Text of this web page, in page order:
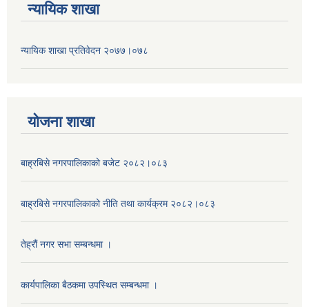
न्यायिक शाखा
न्यायिक शाखा प्रतिवेदन २०७७।०७८
याेजना शाखा
बाह्रबिसे नगरपालिकाको बजेट २०८२।०८३
बाह्रबिसे नगरपालिकाको नीति तथा कार्यक्रम २०८२।०८३
तेह्रौं नगर सभा सम्बन्धमा ।
कार्यपालिका बैठकमा उपस्थित सम्बन्धमा ।